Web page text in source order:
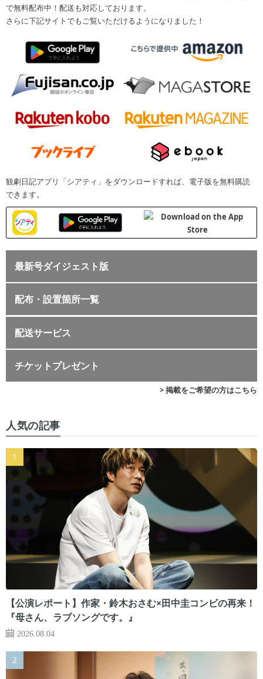
で無料配布中！配送も対応しております。
さらに下記サイトでもご覧いただけるようになりました！
観劇日記アプリ「シアティ」をダウンロードすれば、電子版を無料購読
できます。
最新号ダイジェスト版
配布・設置箇所一覧
配送サービス
チケットプレゼント
> 掲載をご希望の方はこちら
人気の記事
【公演レポート】作家・鈴木おさむ×田中圭コンビの再来！
『母さん、ラブソングです。』
2026.08.04